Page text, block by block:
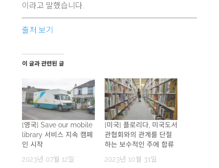
이라고 말했습니다.
출처 보기
이 글과 관련된 글
[영국] Save our mobile
library 서비스 지속 캠페
인 시작
2023년 07월 12일
[미국] 플로리다, 미국도서
관협회와의 관계를 단절
하는 보수적인 주에 합류
2023년 10월 31일